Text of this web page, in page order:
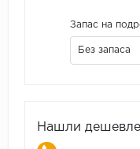
Запас на
Без запаса
Нашли